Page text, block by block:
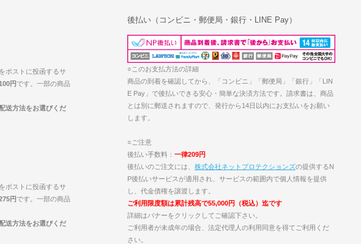
ポストに投函するサ
円 です。一部の商品
送方法をお選びくだ
ポストに投函するサ
円 です。一部の商品
送方法をお選びくだ
後払い（コンビニ・郵便局・銀行・LINE Pay）
○このお支払方法の詳細
商品の到着を確認してから、「コンビニ」「郵便局」「銀行」「LIN
E Pay」で後払いできる安心・簡単な決済方法です。請求書は、商品
とは別に郵送されますので、発行から14日以内にお支払いをお願い
します。
○ご注意
後払い手数料： 一律209円
後払いのご注文には、 株式会社ネットプロテクションズの提供するN
P後払いサービスが適用され、サービスの範囲内で個人情報を提供
し、代金債権を譲渡します。
ご利用限度額は累計残高で55,000円（税込）迄です
詳細はバナーをクリックしてご確認下さい。
ご利用者が未成年の場合、法定代理人の利用同意を得てご利用くだ
さい。